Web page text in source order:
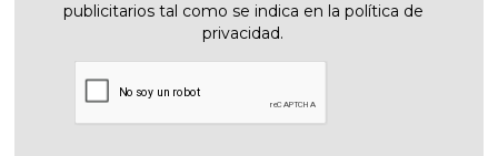
publicitarios tal como se indica en la política de
privacidad.